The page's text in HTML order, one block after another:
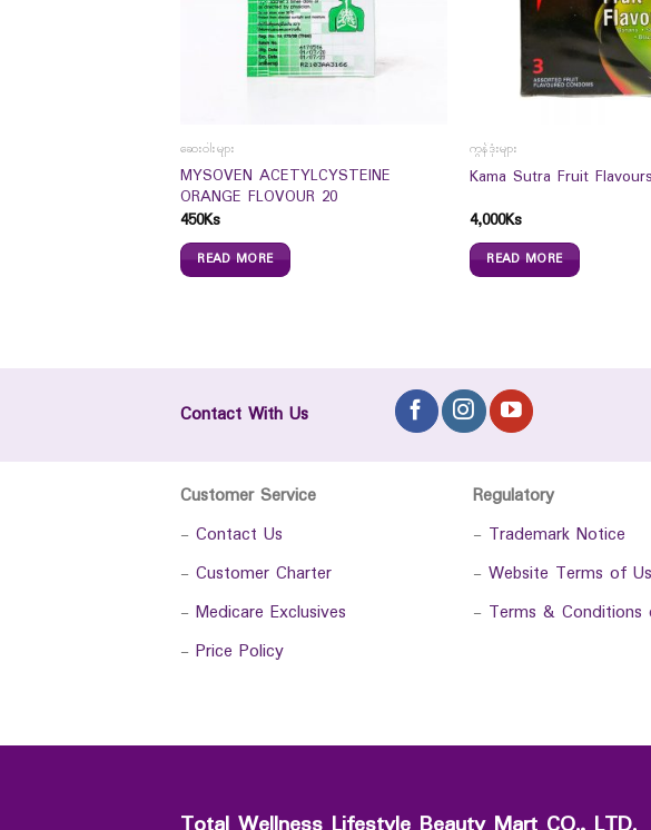
ဆေးဝါးများ
MYSOVEN ACETYLCYSTEINE
ORANGE FLOVOUR 20
450Ks
READ MORE
ကွန်ဒုံးများ
Kama Sutra Fruit
4,000Ks
READ MORE
Contact With Us
Customer Service
- Contact Us
- Customer Charter
- Medicare Exclusives
- Price Policy
Regulatory
- Trademark Notice
- Website Terms of
- Terms & Conditions